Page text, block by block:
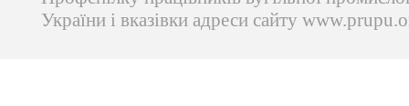
України і вказівки адреси сайту